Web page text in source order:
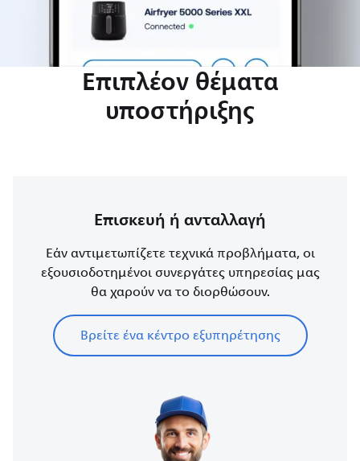
Επιπλέον θέματα
υποστήριξης
Επισκευή ή ανταλλαγή
Εάν αντιμετωπίζετε τεχνικά προβλήματα, οι
εξουσιοδοτημένοι συνεργάτες υπηρεσίας μας
θα χαρούν να το διορθώσουν.
Βρείτε ένα κέντρο εξυπηρέτησης